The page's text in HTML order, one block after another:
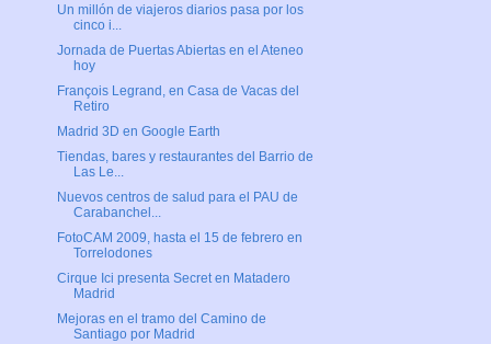
Un millón de viajeros diarios pasa por los
cinco i...
Jornada de Puertas Abiertas en el Ateneo
hoy
François Legrand, en Casa de Vacas del
Retiro
Madrid 3D en Google Earth
Tiendas, bares y restaurantes del Barrio de
Las Le...
Nuevos centros de salud para el PAU de
Carabanchel...
FotoCAM 2009, hasta el 15 de febrero en
Torrelodones
Cirque Ici presenta Secret en Matadero
Madrid
Mejoras en el tramo del Camino de
Santiago por Madrid